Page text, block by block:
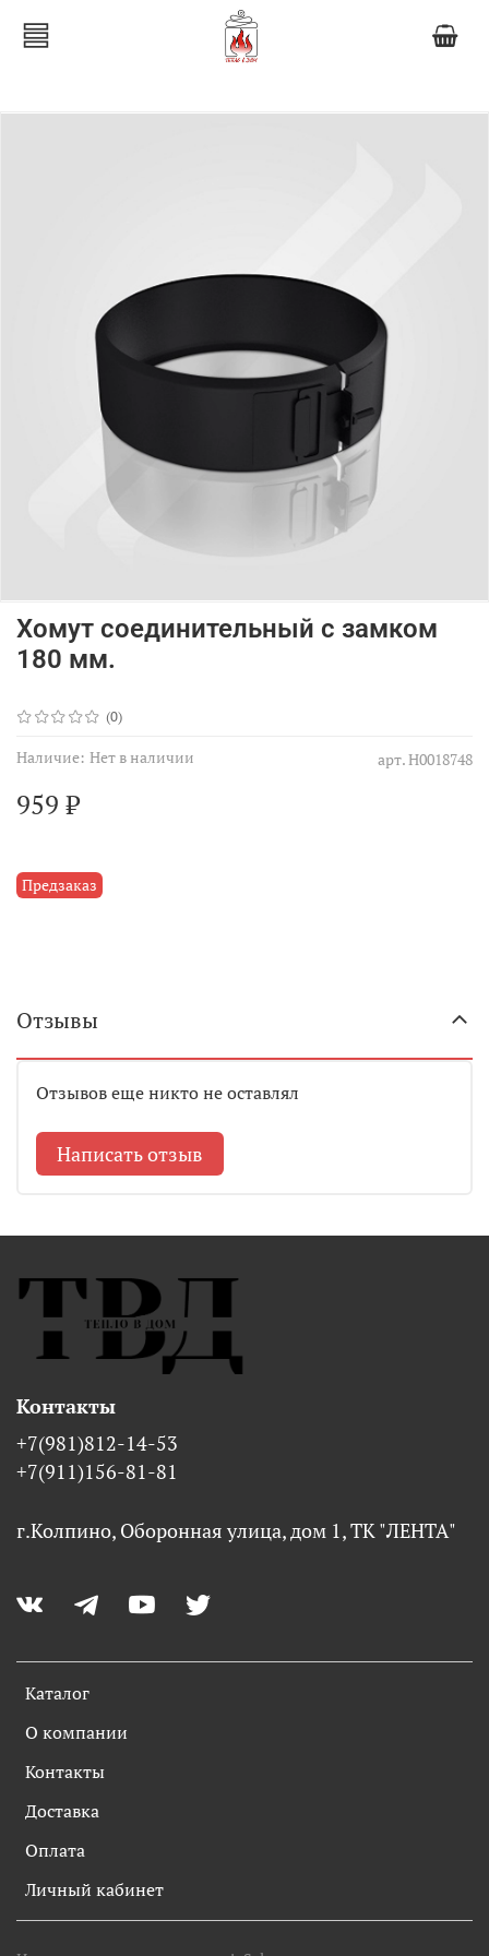
(0)
арт.Н0018748
Наличие: Нет в наличии
Предзаказ
Хомут соединительный с замком
180 мм.
959 ₽
Отзывы
Отзывов еще никто не оставлял
Написать отзыв
Каталог
О компании
Контакты
Доставка
Оплата
Личный кабинет
Контакты
+7(981)812-14-53
+7(911)156-81-81
г.Колпино, Оборонная улица, дом 1, ТК "ЛЕНТА"